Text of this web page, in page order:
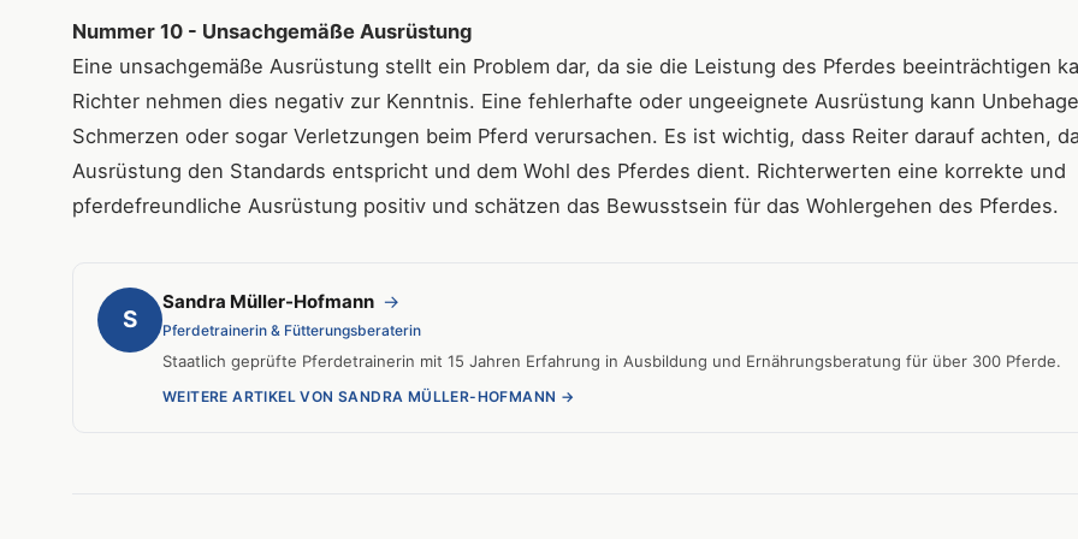
Nummer 10 - Unsachgemäße Ausrüstung
Eine unsachgemäße Ausrüstung stellt ein Problem dar, da sie die Leistung des Pferdes beeinträchtigen
Richter nehmen dies negativ zur Kenntnis. Eine fehlerhafte oder ungeeignete Ausrüstung kann
Schmerzen oder sogar Verletzungen beim Pferd verursachen. Es ist wichtig, dass Reiter darauf achten,
Ausrüstung den Standards entspricht und dem Wohl des Pferdes dient. Richterwerten eine korrekte und
pferdefreundliche Ausrüstung positiv und schätzen das Bewusstsein für das Wohlergehen des Pferdes.
S
Sandra Müller-Hofmann →
Pferdetrainerin & Fütterungsberaterin
Staatlich geprüfte Pferdetrainerin mit 15 Jahren Erfahrung in Ausbildung und Ernährungsberatung für über 300 Pferde.
WEITERE ARTIKEL VON SANDRA MÜLLER-HOFMANN →